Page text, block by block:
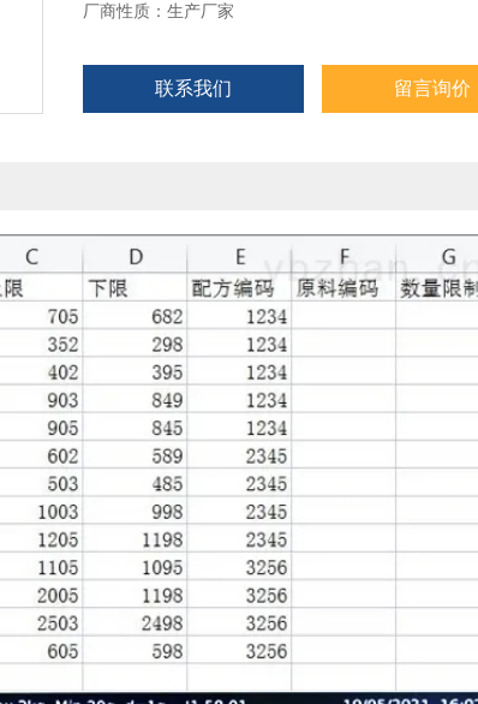
厂商性质：生产厂家
联系我们 留言询价